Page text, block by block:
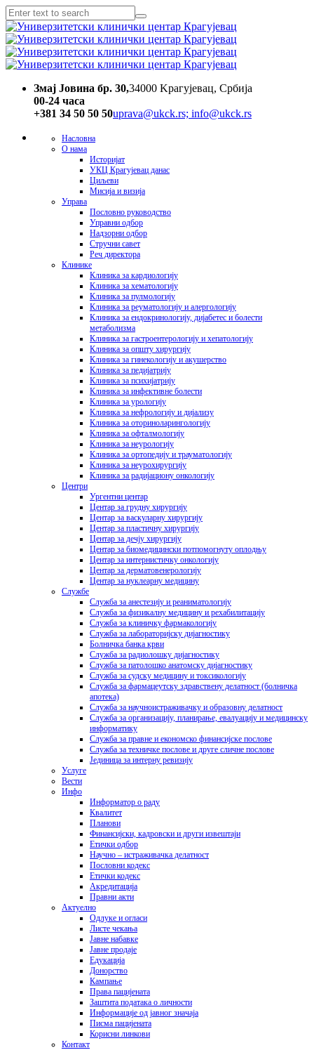
Змај Јовина бр. 30,34000 Kрагујевац, Србија
00-24 часa
+381 34 50 50 50uprava@ukck.rs; info@ukck.rs
Насловна
О нама
Историјат
УКЦ Крагујевац данас
Циљеви
Мисија и визија
Управа
Пословно руководство
Управни одбор
Надзорни одбор
Стручни савет
Реч директора
Клинике
Клиника за кардиологију
Клиника за хематологију
Клиника за пулмологију
Клиника за реуматологију и алергологију
Клиника за ендокринологију, дијабетес и болести
метаболизма
Клиника за гастроентерологију и хепатологију
Клиника за општу хирургију
Клиника за гинекологију и акушерство
Клиника за педијатрију
Клиника за психијатрију
Клиника за инфективне болести
Клиника за урологију
Клиника за нефрологију и дијализу
Клиника за оториноларингологију
Клиника за офталмологију
Клиника за неурологију
Клиника за ортопедију и трауматологију
Клиника за неурохирургију
Клиника за радијациону онкологију
Центри
Ургентни центар
Центар за грудну хирургију
Центар за васкуларну хирургију
Центар за пластичну хирургију
Центар за дечју хирургију
Центар за биомедицински потпомогнуту оплодњу
Центар за интернистичку онкологију
Центар за дерматовенерологију
Центар за нуклеарну медицину
Службе
Служба за анестезију и реаниматологију
Служба за физикалну медицину и рехабилитацију
Служба за клиничку фармакологију
Служба за лабораторијску дијагностику
Болничка банка крви
Служба за радиолошку дијагностику
Служба за патолошко анатомску дијагностику
Служба за судску медицину и токсикологију
Служба за фармацеутску здравствену делатност (болничка
апотека)
Служба за научноистраживачку и образовну делатност
Служба за организацију, планирање, евалуацију и медицинску
информатику
Служба за правне и економско финансијске послове
Служба за техничке послове и друге сличне послове
Јединица за интерну ревизију
Услуге
Вести
Инфо
Информатор о раду
Квалитет
Планови
Финансијски, кадровски и други извештаји
Етички одбор
Научно – истраживачка делатност
Пословни кодекс
Етички кодекс
Акредитација
Правни акти
Актуелно
Одлуке и огласи
Листе чекања
Јавне набавке
Јавне продаје
Едукација
Донорство
Кампање
Права пацијената
Заштита података o личности
Информације од јавног значаја
Писма пацијената
Корисни линкови
Контакт